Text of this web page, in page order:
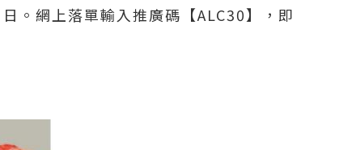
網上落單輸入推廣碼【ALC30】，即